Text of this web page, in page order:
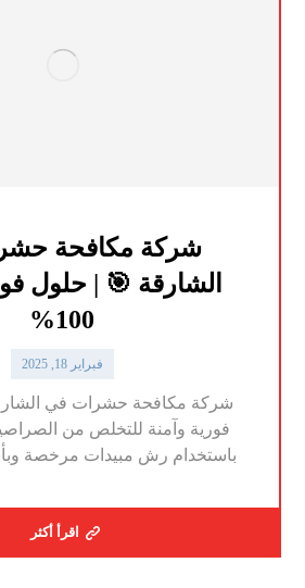
شركة مكافحة
الشارقة 🎯 | حلول
100%
فبراير 18, 2025
شركة مكافحة حشرات في
فورية وآمنة للتخلص من
باستخدام رش مبيدات مرخصة
اقرأ أكثر